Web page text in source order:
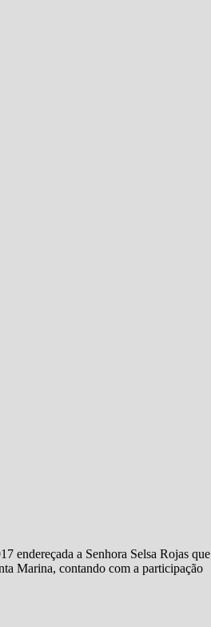
endereçada a Senhora Selsa Rojas que
Marina, contando com a participação